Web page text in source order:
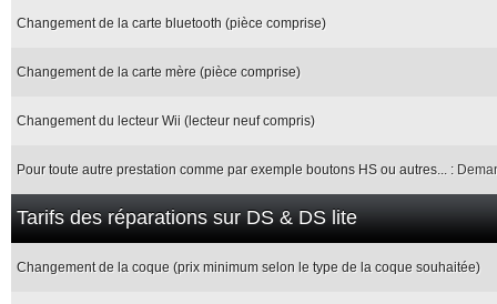
Changement de la carte bluetooth (pièce comprise)
Changement de la carte mère (pièce comprise)
Changement du lecteur Wii (lecteur neuf compris)
Pour toute autre prestation comme par exemple boutons HS ou autres... :
Tarifs des réparations sur DS & DS lite
Changement de la coque (prix minimum selon le type de la coque souhaitée)